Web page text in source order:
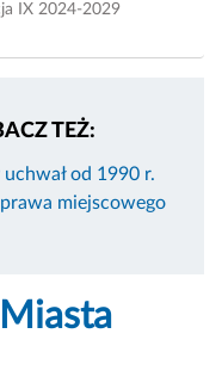
IX 2024-2029
TEŻ:
uchwał od 1990 r.
miejscowego